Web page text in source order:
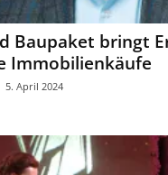
Baupaket bringt
Immobilienkäufe
5. April 2024